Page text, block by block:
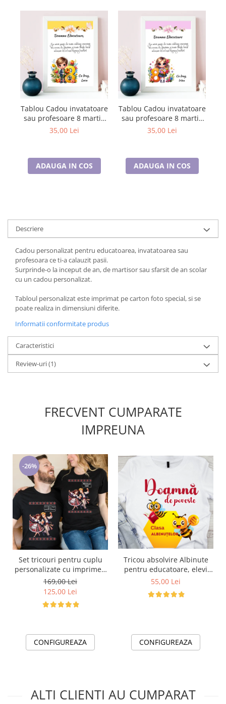
Tablou Cadou invatatoare
sau profesoare 8 martie
cu mesaje personalizate
35,00 Lei
ADAUGA IN COS
Tablou Cadou invatatoare
sau profesoare 8 martie
cu mesaje personalizate
35,00 Lei
ADAUGA IN COS
Descriere
Cadou personalizat pentru educatoarea, invatatoarea sau
profesoara ce ti-a calauzit pasii.
Surprinde-o la inceput de an, de martisor sau sfarsit de an scolar
cu un cadou personalizat.
Tabloul personalizat este imprimat pe carton foto special, si se
poate realiza in dimensiuni diferite.
Informatii conformitate produs
Caracteristici
Review-uri(1)
FRECVENT CUMPARATE
IMPREUNA
-26%
Set tricouri pentru cuplu
personalizate cu imprimeu
traditional Mandruta faina
VD24453
169,00 Lei
125,00 Lei
CONFIGUREAZA
Tricou absolvire Albinute
pentru educatoare, elevi
clasa 4 sau gradinita
poveste
55,00 Lei
CONFIGUREAZA
ALTI CLIENTI AU CUMPARAT